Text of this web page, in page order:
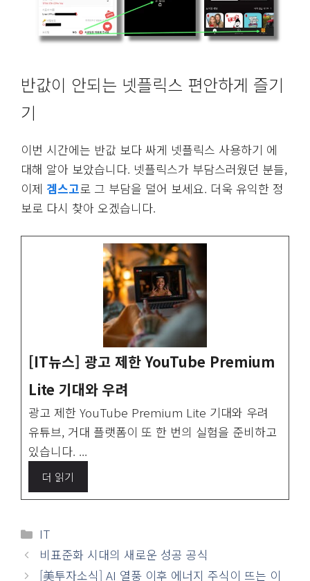
완료 되었습니다. 보통 결제 완료후 구독정보가 아래
화면같이 등장합니다.
위 화면에서 나온 구독 정보에서의 사용자 이름, 비밀
번호(눌러 Open함), 프로필 숫자가 나옵니다.
넷플릭스 로그인시 사용하는 정보이니 잘 메모해두고
사용하시기 바랍니다.
아래 화면 하단을 보면 3번 프로필(각자 다른 프로필이
니 프로필 번호를 잘 기억 해야함) 이라 적혀 있습니다.
이 부분을 잘 기억해야 합니다.
이 부분 숫자와 같은 프로필을 로그인하여 프로필 숫자
를 선택하여 아래와 같이 활용합니다.